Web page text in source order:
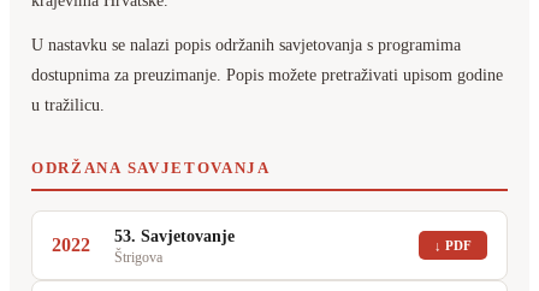
U nastavku se nalazi popis održanih savjetovanja s programima
dostupnima za preuzimanje. Popis možete pretraživati upisom godine
u tražilicu.
ODRŽANA SAVJETOVANJA
2022 53. Savjetovanje
Štrigova
↓ PDF